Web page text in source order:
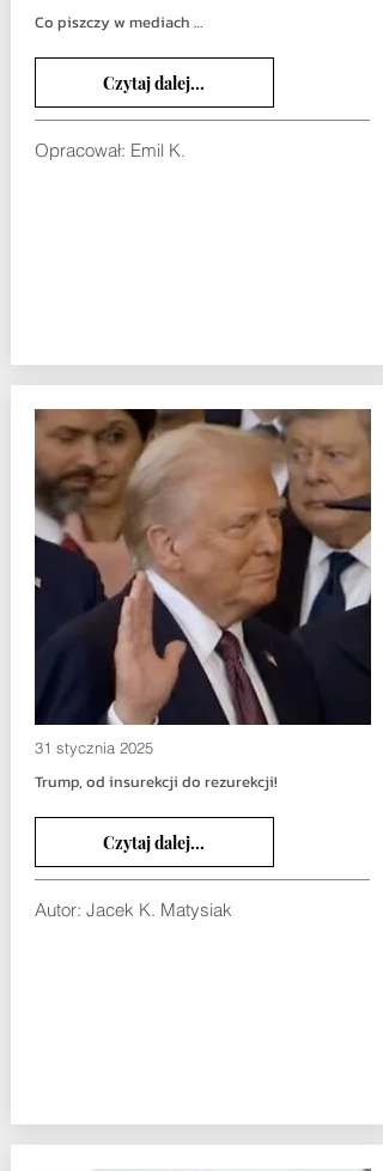
Co piszczy w mediach …
Czytaj dalej...
Opracował: Emil K.
31 stycznia 2025
Trump, od insurekcji do rezurekcji!
Czytaj dalej...
Autor: Jacek K. Matysiak